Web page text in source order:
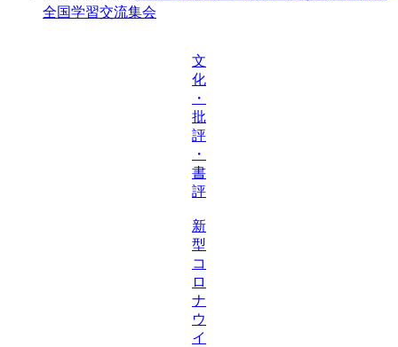
全国学習交流集会
文
化
・
批
評
・
書
評
新
型
コ
ロ
ナ
ウ
イ